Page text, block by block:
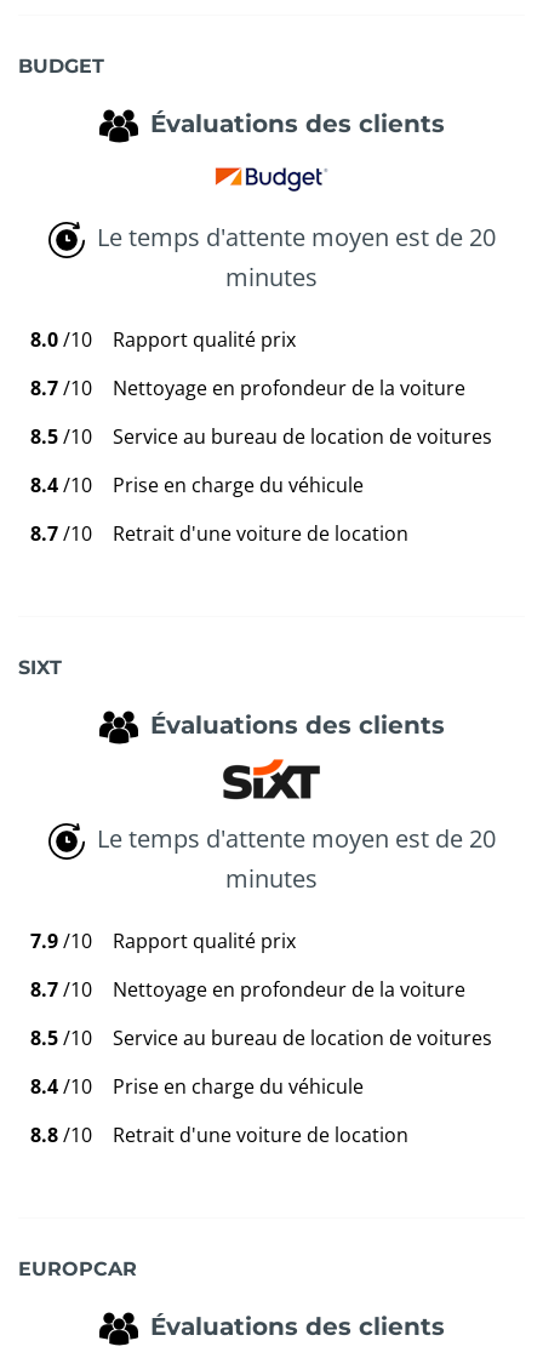
BUDGET
Évaluations des clients
Le temps d'attente moyen est de 20
minutes
8.0/10
Rapport qualité prix
8.7/10
Nettoyage en profondeur de la voiture
8.5/10
Service au bureau de location de voitures
8.4/10
Prise en charge du véhicule
8.7/10 Retrait d'une voiture de location
SIXT
Évaluations des clients
Le temps d'attente moyen est de 20
minutes
7.9/10
Rapport qualité prix
8.7/10
Nettoyage en profondeur de la voiture
8.5/10
Service au bureau de location de voitures
8.4/10
Prise en charge du véhicule
8.8/10 Retrait d'une voiture de location
EUROPCAR
Évaluations des clients